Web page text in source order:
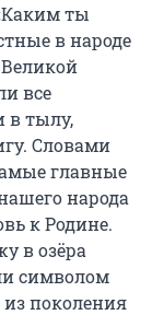
ты
в народе
все
в тылу,
Словами
главные
народа
к Родине.
в озёра
символом
поколения